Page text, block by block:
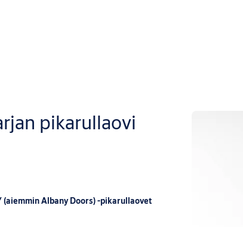
pikarullaovi
(aiemmin Albany Doors) -pikarullaovet